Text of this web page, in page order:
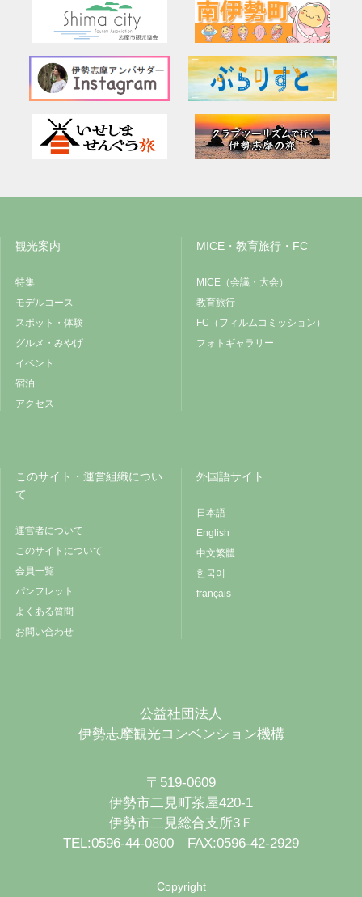
観光案内
特集
モデルコース
スポット・体験
グルメ・みやげ
イベント
宿泊
アクセス
MICE・教育旅行・FC
MICE（会議・大会）
教育旅行
FC（フィルムコミッション）
フォトギャラリー
このサイト・運営組織につい
て
運営者について
このサイトについて
会員一覧
パンフレット
よくある質問
お問い合わせ
外国語サイト
日本語
English
中文繁體
한국어
français
公益社団法人
伊勢志摩観光コンベンション機構
〒519-0609
伊勢市二見町茶屋420-1
伊勢市二見総合支所3Ｆ
TEL:0596-44-0800 FAX:0596-42-2929
Copyright